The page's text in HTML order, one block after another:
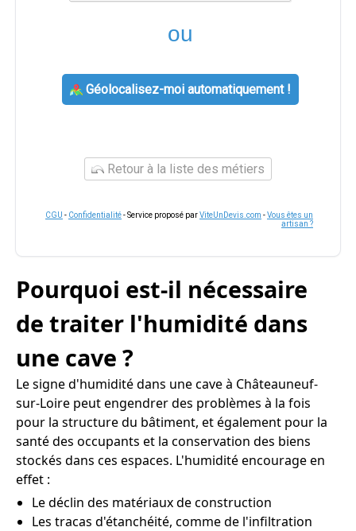
ou
Géolocalisez-moi automatiquement !
Retour à la liste des métiers
CGU - Confidentialité- Service proposé parViteUnDevis.com -Vous êtes un
artisan ?
Pourquoi est-il nécessaire
de traiter l'humidité dans
une cave ?
Le signe d'humidité dans une cave à Châteauneuf-
sur-Loire peut engendrer des problèmes à la fois
pour la structure du bâtiment, et également pour la
santé des occupants et la conservation des biens
stockés dans ces espaces. L'humidité encourage en
effet :
Le déclin des matériaux de construction
Les tracas d'étanchéité, comme de l'infiltration